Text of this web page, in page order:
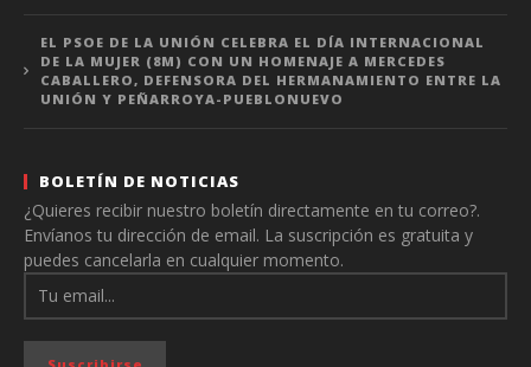
EL PSOE DE LA UNIÓN CELEBRA EL DÍA INTERNACIONAL
DE LA MUJER (8M) CON UN HOMENAJE A MERCEDES
CABALLERO, DEFENSORA DEL HERMANAMIENTO ENTRE LA
UNIÓN Y PEÑARROYA-PUEBLONUEVO
BOLETÍN DE NOTICIAS
¿Quieres recibir nuestro boletín directamente en tu correo?.
Envíanos tu dirección de email. La suscripción es gratuita y
puedes cancelarla en cualquier momento.